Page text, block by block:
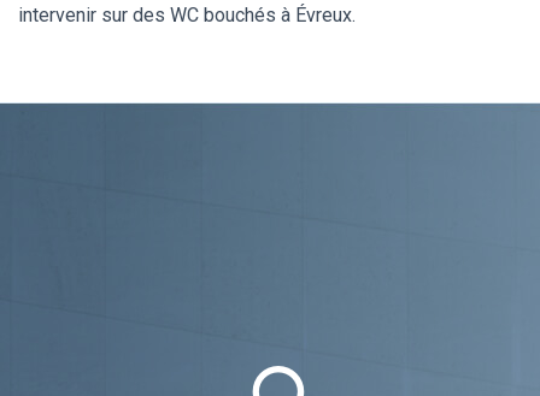
intervenir sur des WC bouchés à Évreux.